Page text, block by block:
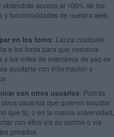
obtendrás acceso al 100% de los
y funcionalidades de nuestra web.
en los foros: Lanza cualquier
a los foros para que nosotros
y los miles de miembros de yaq.es
ayudarte con información y
con otros usuarios: Podrás
usuarios que quieren estudiar
que tú, o en la misma universidad,
con ellos vía su corcho o vía
privados.